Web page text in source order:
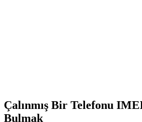
Çalınmış Bir Telefonu
Bulmak